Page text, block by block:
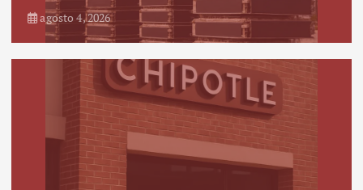
agosto 4, 2026